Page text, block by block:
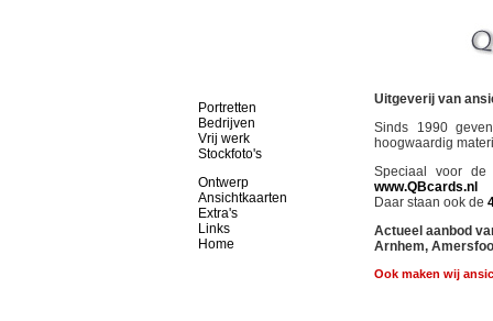
Portretten
Bedrijven
Vrij werk
Stockfoto's
Ontwerp
Ansichtkaarten
Extra's
Links
Home
Uitgeverij van
Sinds 1990
hoogwaardig
Speciaal voor de
www.QBcards.nl
Daar staan ook de
Actueel aanbod
Arnhem,
Ook maken wij